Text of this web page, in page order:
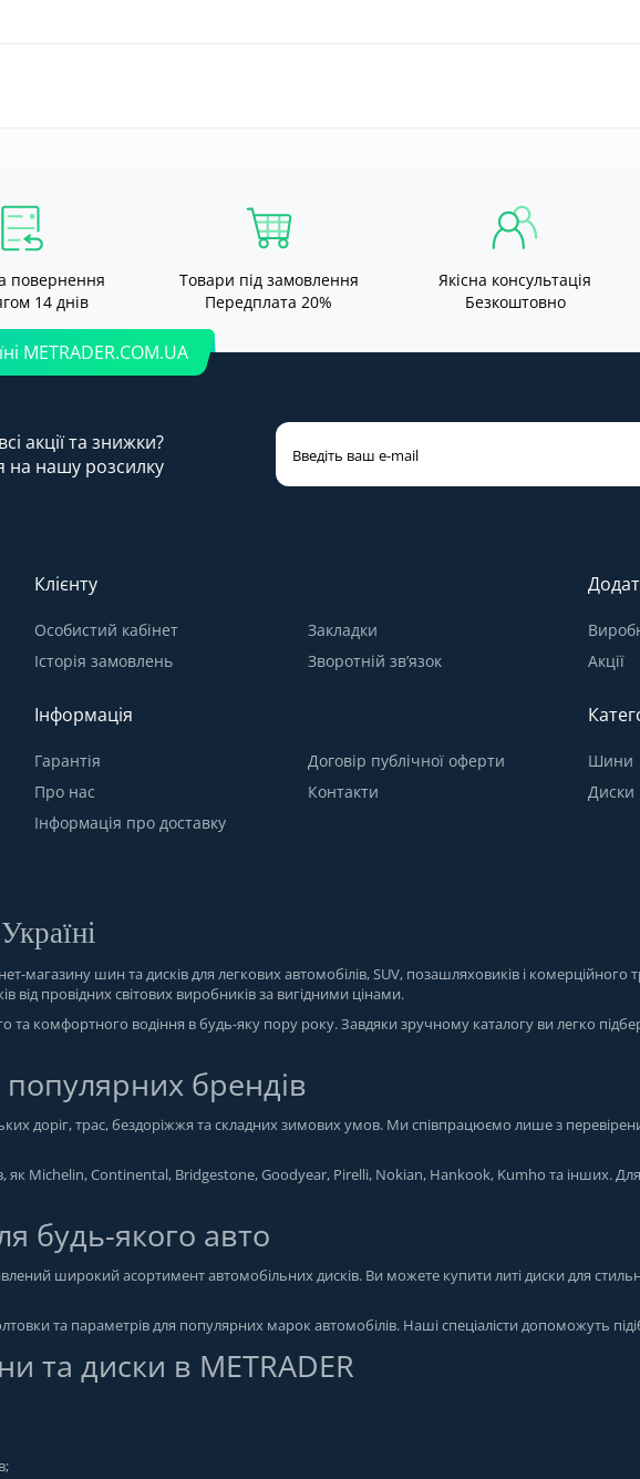
повернення
14 днів
Товари під замовлення
Передплата 20%
Якісна консультація
Безкоштовно
METRADER.COM.UA
акції та знижки?
на нашу розсилку
Клієнту
Особистий кабінет
Історія замовлень
Закладки
Зворотній зв’язок
Акції
Інформація
Гарантія
Про нас
Інформація про доставку
Договір публічної оферти
Контакти
Шини
Диски
магазину шин та дисків для легкових автомобілів, SUV, позашляховиків і
від провідних світових виробників за вигідними цінами.
та комфортного водіння в будь-яку пору року. Завдяки зручному каталогу ви легко
брендів
доріг, трас, бездоріжжя та складних зимових умов. Ми співпрацюємо лише з
Michelin, Continental, Bridgestone, Goodyear, Pirelli, Nokian, Hankook, Kumho та інших. Для
будь-якого авто
широкий асортимент автомобільних дисків. Ви можете купити литі диски для
та параметрів для популярних марок автомобілів. Наші спеціалісти допоможуть
та диски в METRADER